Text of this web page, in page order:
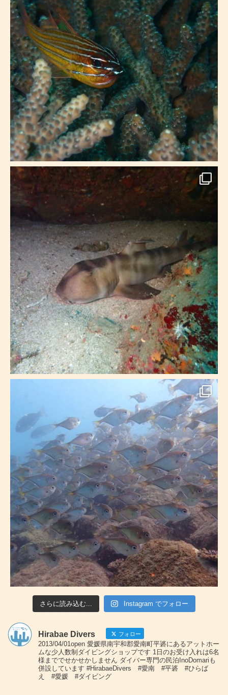
さらに読み込む... Instagram でフォロー
Hirabae Divers フォロー
2013/04/01open 愛媛県南宇和郡愛南町平碆にあるアットホー
ムな少人数制ダイビングショップです 1日のお受け入れは6名
様まででせかせかしません ダイバー専門の民泊InoDomariも
併設しています #HirabaeDivers #愛南 #平碆 #ひらば
え #愛媛 #ダイビング